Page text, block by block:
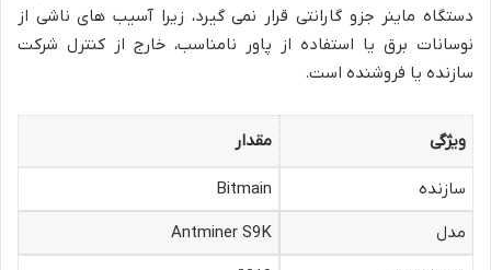
دستگاه ماینر جزو گارانتی قرار نمی گیرد، زیرا آسیب های ناشی از
نوسانات برق یا استفاده از پاور نامناسب، خارج از کنترل شرکت
سازنده یا فروشنده است.
ویژگی مقدار
سازنده
Bitmain
مدل
Antminer S9K